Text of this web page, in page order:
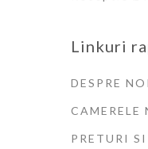
Linkuri
DESPRE NOI
CAMERELE
PRETURI